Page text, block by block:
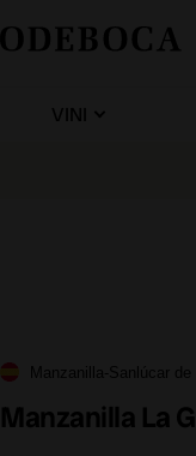
VINI
Manzanilla-Sanlúcar de
Manzanilla La